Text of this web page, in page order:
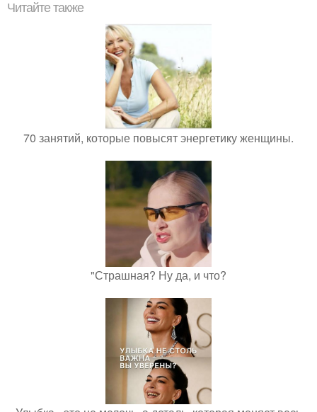
Читайте также
70 занятий, которые повысят энергетику женщины.
"Страшная? Ну да, и что?